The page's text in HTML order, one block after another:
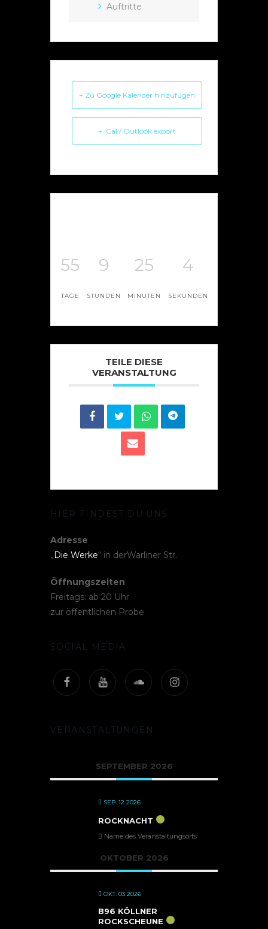
Auftritte
+ Zu Google Kalender hinzufügen
+ iCal / Outlook export
55
TAGE
9
STUNDEN
25
MINUTEN
4
SEKUNDEN
TEILE DIESE
VERANSTALTUNG
HIER FINDEST DU UNS
Adresse
„Die Werke“ in derWarliner Str.
Öffnungszeiten
Freitags: ab 20 Uhr
zur öffentlichen Probe
SOCIAL MEDIA
FacebookYoutubeSoundcloudInstagram
VERANSTALTUNGEN
SEPTEMBER 2026
SEP. 12 2026
ROCKNACHT
Name des Veranstaltungsorts
OKTOBER 2026
OKT. 03 2026
B96 KÖLLNER
ROCKSCHEUNE